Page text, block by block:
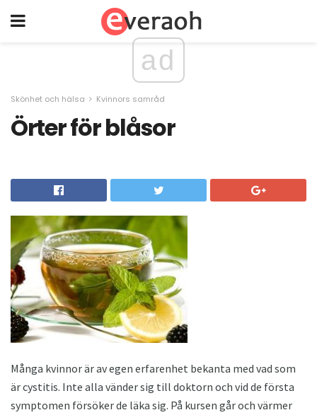
ad
Skönhet och hälsa Kvinnors samråd
Örter för blåsor
Många kvinnor är av egen erfarenhet bekanta med vad som
är cystitis. Inte alla vänder sig till doktorn och vid de första
symptomen försöker de läka sig. På kursen går och värmer